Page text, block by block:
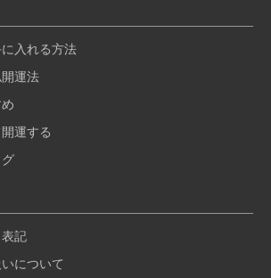
入れる方法
運法
運する
記
について